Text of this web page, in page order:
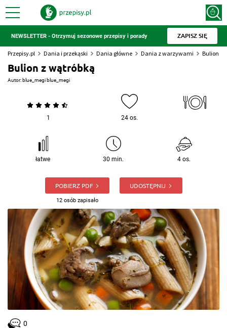
NEWSLETTER - Otrzymuj sezonowe przepisy i porady ZAPISZ SIĘ
Przepisy.pl Dania i przekąski Dania główne Dania z warzywami Bulion z
Bulion z wątróbką
Autor: blue_megi blue_megi
1 24 os.
łatwe 30 min. 4 os.
POBIERZ PDF
12 osób zapisało
UDOSTĘPNIJ
0